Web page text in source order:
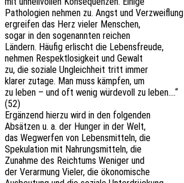
Patho­lo­gien nehmen zu. Angst und Verzweiflung
ergrei­fen das Herz vieler Menschen,
sogar in den soge­nann­ten reichen
Ländern. Häufig erlischt die Lebensfreude,
nehmen Respekt­lo­sig­keit und Gewalt
zu, die sozia­le Ungleich­heit tritt immer
klarer zutage. Man muss kämp­fen, um
zu leben – und oft wenig würde­voll zu leben….“
(52)
Ergän­zend hierzu wird in den folgenden
Absät­zen u. a. der Hunger in der Welt,
das Wegwer­fen von Lebens­mit­teln, die
Speku­la­ti­on mit Nahrungs­mit­teln, die
Zunah­me des Reich­tums Weni­ger und
der Verar­mung Vieler, die ökonomische